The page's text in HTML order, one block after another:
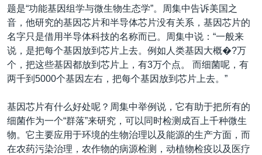
题是“功能基因组学与微生物生态学”。周集中告诉美国之
音，他研究的基因芯片和半导体芯片没有关系，基因芯片的
名字只是借用半导体科技的名称而已。周集中说：“一般来
说，是把每个基因放到芯片上去。例如人类基因大概�?万
个，把这些基因都放到芯片上，有3万个点。 而细菌呢，有
两千到5000个基因左右，把每个基因放到芯片上去。”
基因芯片有什么好处呢？周集中举例说，它有助于把所有的
细菌作为一个“群落”来研究，可以同时检测成百上千种微生
物。它主要应用于环境的生物治理以及能源的生产方面，而
在农药污染治理，农作物的病源检测，动植物检疫以及医疗